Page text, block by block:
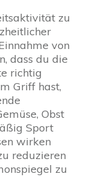
zu
von
dass du die
richtig
Griff hast,
Obst
Sport
wirken
reduzieren
zu